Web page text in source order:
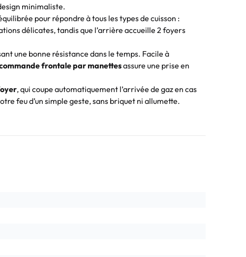
minimaliste.
pour répondre à tous les types de cuisson :
délicates, tandis que l’arrière accueille 2 foyers
une bonne résistance dans le temps. Facile à
frontale par manettesassure une prise en
, qui coupe automatiquement l’arrivée de gaz en cas
feu d’un simple geste, sans briquet ni allumette.